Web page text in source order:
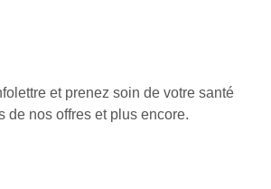
et prenez soin de votre santé
de nos offres et plus encore.